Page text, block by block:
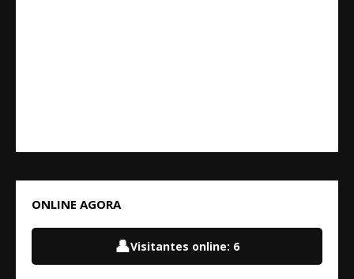
ONLINE AGORA
👤Visitantes online: 6